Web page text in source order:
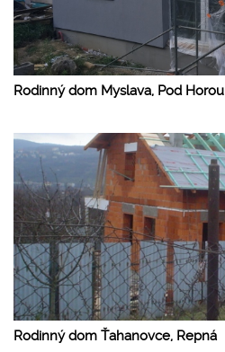
Rodinný dom Myslava, Pod Horou
Rodinný dom Ťahanovce, Repná